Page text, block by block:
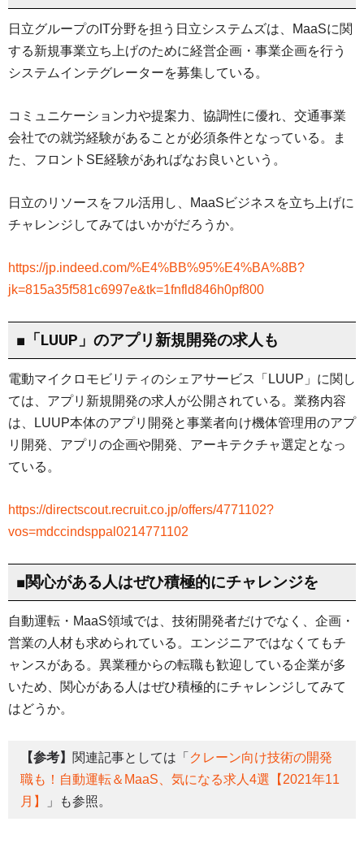
日立グループのIT分野を担う日立システムズは、MaaSに関
する新規事業立ち上げのために経営企画・事業企画を行う
システムインテグレーターを募集している。
コミュニケーション力や提案力、協調性に優れ、交通事業
会社での就労経験があることが必須条件となっている。ま
た、フロントSE経験があればなお良いという。
日立のリソースをフル活用し、MaaSビジネスを立ち上げに
チャレンジしてみてはいかがだろうか。
https://jp.indeed.com/%E4%BB%95%E4%BA%8B?
jk=815a35f581c6997e&tk=1fnfld846h0pf800
■「LUUP」のアプリ新規開発の求人も
電動マイクロモビリティのシェアサービス「LUUP」に関し
ては、アプリ新規開発の求人が公開されている。業務内容
は、LUUP本体のアプリ開発と事業者向け機体管理用のアプ
リ開発、アプリの企画や開発、アーキテクチャ選定となっ
ている。
https://directscout.recruit.co.jp/offers/4771102?
vos=mdccindsppal0214771102
■関心がある人はぜひ積極的にチャレンジを
自動運転・MaaS領域では、技術開発者だけでなく、企画・
営業の人材も求められている。エンジニアではなくてもチ
ャンスがある。異業種からの転職も歓迎している企業が多
いため、関心がある人はぜひ積極的にチャレンジしてみて
はどうか。
【参考】 関連記事としては「 クレーン向け技術の開発
職も！自動運転＆MaaS、気になる求人4選【2021年11
月】
」も参照。